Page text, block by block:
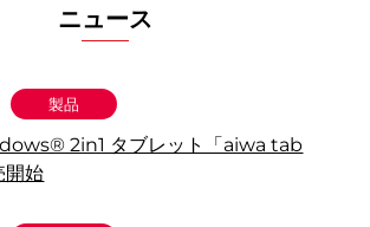
ニュース
製品
2in1 タブレット「aiwa tab
開始